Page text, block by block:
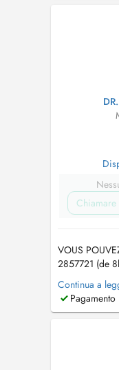
intraartikuläre
VOUS
2857721 (de
envoyez nous
Pour garantir
ses patients
Merci pour
Continua a
Pagamento